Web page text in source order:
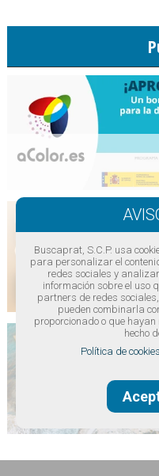
Buscaprat, S.C.P. usa
para personalizar el
redes sociales y
información sobre el uso
partners de redes
pueden combinarla
proporcionado o que
hecho
Política de